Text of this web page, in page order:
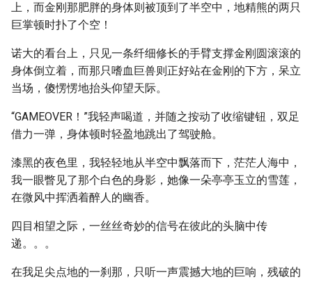
上，而金刚那肥胖的身体则被顶到了半空中，地精熊的两只
巨掌顿时扑了个空！
诺大的看台上，只见一条纤细修长的手臂支撑金刚圆滚滚的
身体倒立着，而那只嗜血巨兽则正好站在金刚的下方，呆立
当场，傻愣愣地抬头仰望天际。
“GAMEOVER！”我轻声喝道，并随之按动了收缩键钮，双足
借力一弹，身体顿时轻盈地跳出了驾驶舱。
漆黑的夜色里，我轻轻地从半空中飘落而下，茫茫人海中，
我一眼瞥见了那个白色的身影，她像一朵亭亭玉立的雪莲，
在微风中挥洒着醉人的幽香。
四目相望之际，一丝丝奇妙的信号在彼此的头脑中传
递。。。
在我足尖点地的一刹那，只听一声震撼大地的巨响，残破的